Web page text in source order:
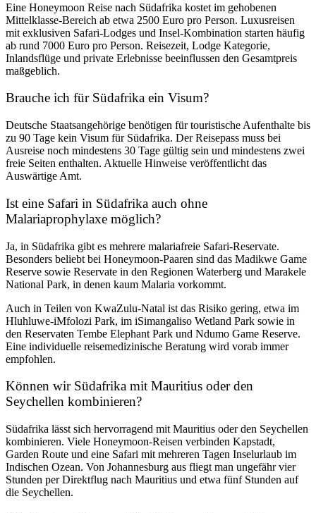
Eine Honeymoon Reise nach Südafrika kostet im gehobenen
Mittelklasse-Bereich ab etwa 2500 Euro pro Person. Luxusreisen
mit exklusiven Safari-Lodges und Insel-Kombination starten häufig
ab rund 7000 Euro pro Person. Reisezeit, Lodge Kategorie,
Inlandsflüge und private Erlebnisse beeinflussen den Gesamtpreis
maßgeblich.
Brauche ich für Südafrika ein Visum?
Deutsche Staatsangehörige benötigen für touristische Aufenthalte bis
zu 90 Tage kein Visum für Südafrika. Der Reisepass muss bei
Ausreise noch mindestens 30 Tage gültig sein und mindestens zwei
freie Seiten enthalten. Aktuelle Hinweise veröffentlicht das
Auswärtige Amt.
Ist eine Safari in Südafrika auch ohne
Malariaprophylaxe möglich?
Ja, in Südafrika gibt es mehrere malariafreie Safari-Reservate.
Besonders beliebt bei Honeymoon-Paaren sind das Madikwe Game
Reserve sowie Reservate in den Regionen Waterberg und Marakele
National Park, in denen kaum Malaria vorkommt.
Auch in Teilen von KwaZulu-Natal ist das Risiko gering, etwa im
Hluhluwe-iMfolozi Park, im iSimangaliso Wetland Park sowie in
den Reservaten Tembe Elephant Park und Ndumo Game Reserve.
Eine individuelle reisemedizinische Beratung wird vorab immer
empfohlen.
Können wir Südafrika mit Mauritius oder den
Seychellen kombinieren?
Südafrika lässt sich hervorragend mit Mauritius oder den Seychellen
kombinieren. Viele Honeymoon-Reisen verbinden Kapstadt,
Garden Route und eine Safari mit mehreren Tagen Inselurlaub im
Indischen Ozean. Von Johannesburg aus fliegt man ungefähr vier
Stunden per Direktflug nach Mauritius und etwa fünf Stunden auf
die Seychellen.